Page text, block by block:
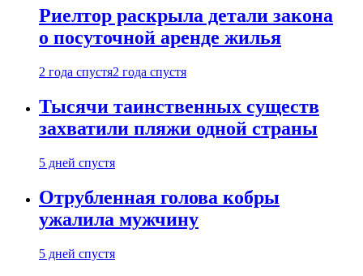
Риелтор раскрыла детали закона
о посуточной аренде жилья
2 года спустя2 года спустя
Тысячи таинственных существ
захватили пляжи одной страны
5 дней спустя
Отрубленная голова кобры
ужалила мужчину
5 дней спустя